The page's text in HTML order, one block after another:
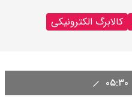
کالابرگ الکترونیکی